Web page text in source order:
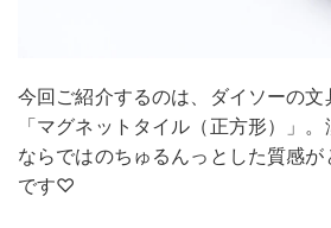
今回ご紹介するのは、ダイソーの文
「マグネットタイル（正方形）」
ならではのちゅるんっとした質感
です♡